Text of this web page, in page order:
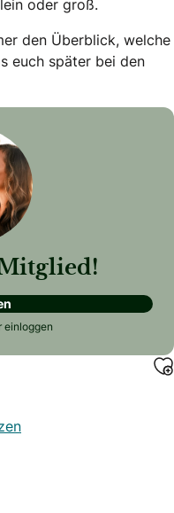
oder groß.
den Überblick, welche
euch später bei den
einloggen